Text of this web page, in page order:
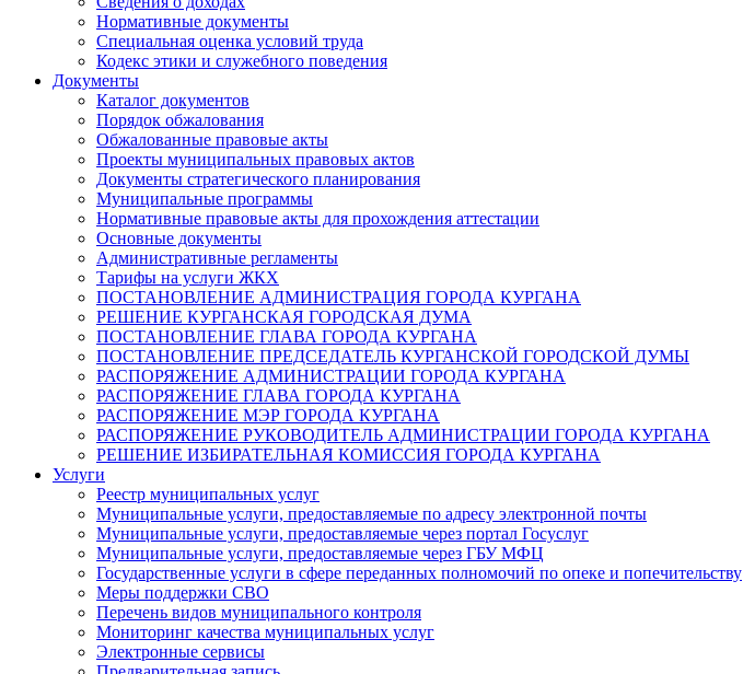
Нормативные документы
Специальная оценка условий труда
Кодекс этики и служебного поведения
Документы
Каталог документов
Порядок обжалования
Обжалованные правовые акты
Проекты муниципальных правовых актов
Документы стратегического планирования
Муниципальные программы
Нормативные правовые акты для прохождения аттестации
Основные документы
Административные регламенты
Тарифы на услуги ЖКХ
ПОСТАНОВЛЕНИЕ АДМИНИСТРАЦИЯ ГОРОДА КУРГАНА
РЕШЕНИЕ КУРГАНСКАЯ ГОРОДСКАЯ ДУМА
ПОСТАНОВЛЕНИЕ ГЛАВА ГОРОДА КУРГАНА
ПОСТАНОВЛЕНИЕ ПРЕДСЕДАТЕЛЬ КУРГАНСКОЙ ГОРОДСКОЙ ДУМЫ
РАСПОРЯЖЕНИЕ АДМИНИСТРАЦИИ ГОРОДА КУРГАНА
РАСПОРЯЖЕНИЕ ГЛАВА ГОРОДА КУРГАНА
РАСПОРЯЖЕНИЕ МЭР ГОРОДА КУРГАНА
РАСПОРЯЖЕНИЕ РУКОВОДИТЕЛЬ АДМИНИСТРАЦИИ ГОРОДА КУРГАНА
РЕШЕНИЕ ИЗБИРАТЕЛЬНАЯ КОМИССИЯ ГОРОДА КУРГАНА
Услуги
Реестр муниципальных услуг
Муниципальные услуги, предоставляемые по адресу электронной почты
Муниципальные услуги, предоставляемые через портал Госуслуг
Муниципальные услуги, предоставляемые через ГБУ МФЦ
Государственные услуги в сфере переданных полномочий по опеке и попечительству
Меры поддержки СВО
Перечень видов муниципального контроля
Мониторинг качества муниципальных услуг
Электронные сервисы